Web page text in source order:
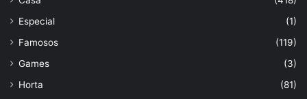
Especial
(1)
Famosos
(119)
Games
(3)
Horta
(81)